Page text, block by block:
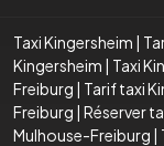
Taxi Kingersheim |
Kingersheim | Taxi
Freiburg | Tarif taxi
Freiburg | Réserver
Mulhouse-Freiburg |